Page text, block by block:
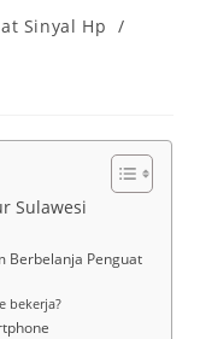
Sinyal Hp /
Sulawesi
Berbelanja Penguat
bekerja?